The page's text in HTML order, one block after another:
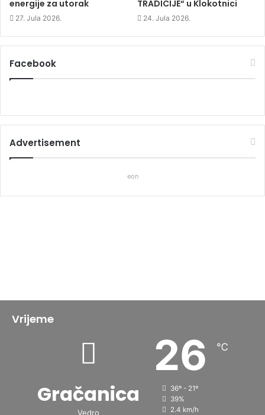
energije za utorak
27. Jula 2026.
TRADICIJE“ u Klokotnici
24. Jula 2026.
Facebook
Advertisement
eon
Vrijeme
Gračanica
Vedro
26 ℃
36º - 21º
39%
2.4 km/h